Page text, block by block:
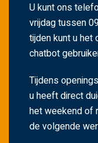
U kunt ons
vrijdag tussen
tijden kunt u het
chatbot
Tijdens
u heeft direct
het weekend of
de volgende